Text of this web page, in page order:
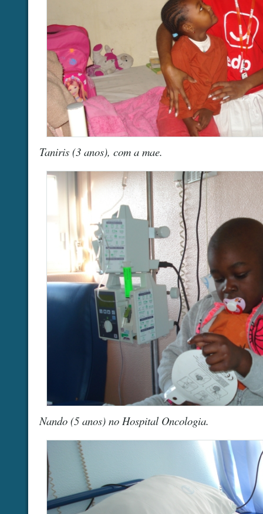
Taniris (3 anos), com a mae.
Nando (5 anos) no Hospital Oncologia.